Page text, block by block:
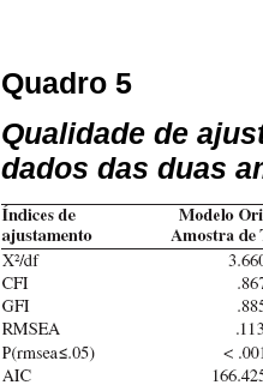
Quadro 5
Qualidade de
dados das duas